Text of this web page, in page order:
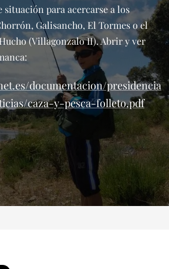
situación para acercarse a los
Galisancho, El Tormes o el
(Villagonzalo II). Abrir y ver
documentacion/presidencia
caza-y-pesca-folleto.pdf